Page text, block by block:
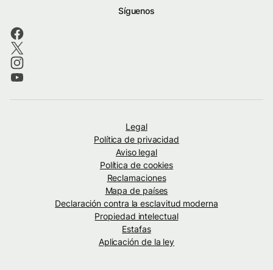
Síguenos
Legal
Política de privacidad
Aviso legal
Política de cookies
Reclamaciones
Mapa de países
Declaración contra la esclavitud moderna
Propiedad intelectual
Estafas
Aplicación de la ley